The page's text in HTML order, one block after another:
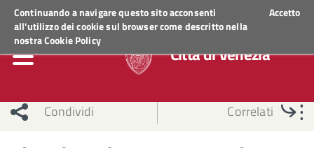
Continuando a navigare questo sito acconsenti
all'utilizzo dei cookie sul browser come descritto nella
nostraCookie Policy
Accetto
Regione Veneto ACCEDI AI SERVIZI
Città di Venezia
Condividi Correlati